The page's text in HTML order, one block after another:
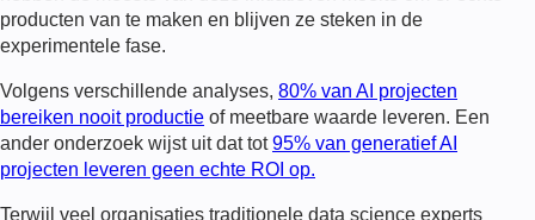
producten van te maken en blijven ze steken in de
experimentele fase.
Volgens verschillende analyses, 80% van AI projecten
bereiken nooit productie of meetbare waarde leveren. Een
ander onderzoek wijst uit dat tot95% van generatiefAI
projecten leveren geen echte ROI op.
Terwijl veel organisaties traditionele data science experts